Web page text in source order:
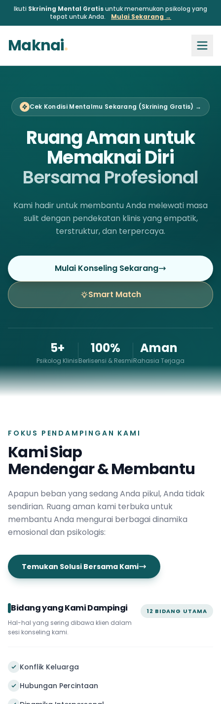
Ikuti Skrining Mental Gratisuntuk menemukan psikolog yang
tepat untuk Anda.
Mulai Sekarang →
Maknai.
Cek Kondisi Mentalmu Sekarang (Skrining Gratis) →
Ruang Aman untuk
Memaknai Diri
Bersama Profesional
Kami hadir untuk membantu Anda melewati masa
sulit dengan pendekatan klinis yang empatik,
terstruktur, dan terpercaya.
Mulai Konseling Sekarang
Smart Match
5+
Psikolog Klinis
100%
Berlisensi & Resmi
Aman
Rahasia Terjaga
FOKUS PENDAMPINGAN KAMI
Kami Siap
Mendengar & Membantu
Apapun beban yang sedang Anda pikul, Anda tidak
sendirian. Ruang aman kami terbuka untuk
membantu Anda mengurai berbagai dinamika
emosional dan psikologis:
Temukan Solusi Bersama Kami
Bidang yang Kami Dampingi
Hal-hal yang sering dibawa klien dalam
sesi konseling kami.
12 BIDANG UTAMA
Konflik Keluarga
Hubungan Percintaan